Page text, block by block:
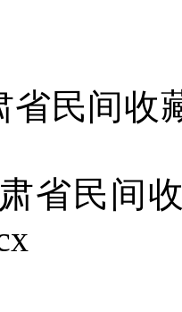
省民间收
省民间